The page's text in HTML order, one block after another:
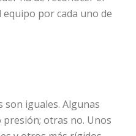
por cada uno de
iguales. Algunas
otras no. Unos